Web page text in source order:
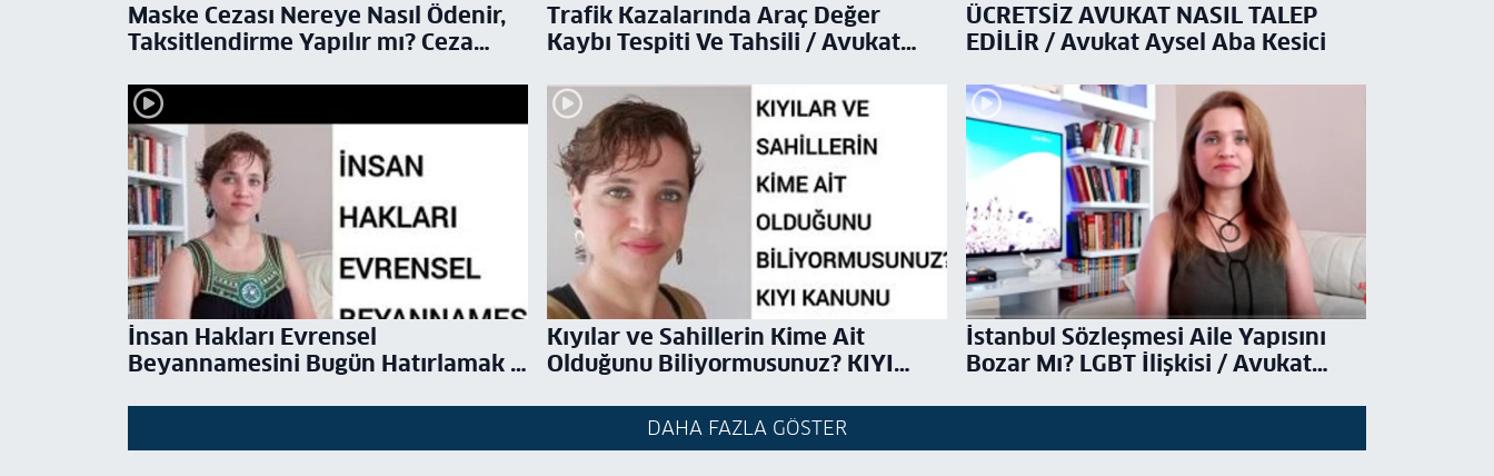
Maske Cezası Nereye Nasıl Ödenir,
Taksitlendirme Yapılır mı? Ceza
Aysel Aba Kesici
Trafik Kazalarında Araç Değer
Kaybı Tespiti Ve Tahsili / Avukat
ÜCRETSİZ AVUKAT NASIL TALEP
EDİLİR / Avukat Aysel Aba Kesici
İnsan Hakları Evrensel
Beyannamesini Bugün Hatırlamak /
Kıyılar ve Sahillerin Kime Ait
Olduğunu Biliyormusunuz? KIYI
İstanbul Sözleşmesi Aile Yapısını
Bozar Mı? LGBT İlişkisi / Avukat
DAHA FAZLA GÖSTER